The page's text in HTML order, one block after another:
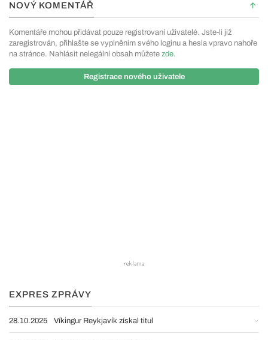
NOVÝ KOMENTÁŘ
Komentáře mohou přidávat pouze registrovaní uživatelé. Jste-li již
zaregistrován, přihlašte se vyplněním svého loginu a hesla vpravo nahoře
na stránce. Nahlásit nelegální obsah můžete zde.
Registrace nového uživatele
EXPRES ZPRÁVY
28.10.2025 Víkingur Reykjavík získal titul